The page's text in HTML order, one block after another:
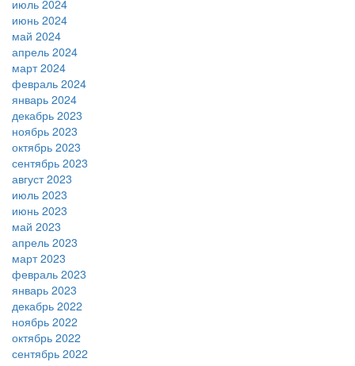
июль 2024
июнь 2024
май 2024
апрель 2024
март 2024
февраль 2024
январь 2024
декабрь 2023
ноябрь 2023
октябрь 2023
сентябрь 2023
август 2023
июль 2023
июнь 2023
май 2023
апрель 2023
март 2023
февраль 2023
январь 2023
декабрь 2022
ноябрь 2022
октябрь 2022
сентябрь 2022